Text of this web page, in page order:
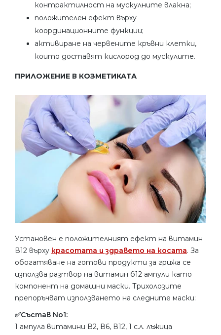
контрактилност на мускулните влакна;
положителен ефект върху
координационните функции;
активиране на червените кръвни клетки,
които доставят кислород до мускулите.
ПРИЛОЖЕНИЕ В КОЗМЕТИКАТА
Установен е положителният ефект на витамин
В12 върху красотата и здравето на косата. За
обогатяване на готови продукти за грижа се
използва разтвор на витамин б12 ампули като
компонент на домашни маски. Трихолозите
препоръчват използването на следните маски:
✅Състав No1:
1 ампула витамини В2, В6, В12, 1 с.л. лъжица